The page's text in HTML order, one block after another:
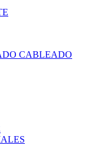
CABLEADO